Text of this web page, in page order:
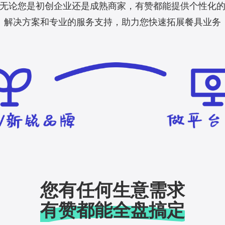
无论您是初创企业还是成熟商家，有赞都能提供个性化的
解决方案和专业的服务支持，助力您快速拓展餐具业务
您有任何生意需求
有赞都能全盘搞定